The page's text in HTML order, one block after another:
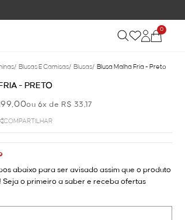
0
/ Blusas E Camisas/ Blusas/ Blusa Malha Fria - Preto
- PRETO
ou 6x de R$ 33,17
COMPARTILHAR
abaixo para ser avisado assim que o produto
Seja o primeiro a saber e receba ofertas